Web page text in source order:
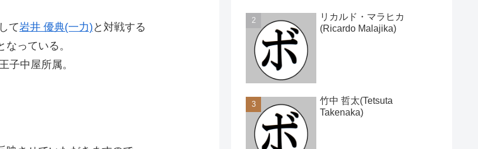
て岩井 優典(一力) と対戦する
っている。
子中屋所属。
リカルド・マラヒカ
(Ricardo Malajika)
竹中 哲太(Tetsuta
Takenaka)